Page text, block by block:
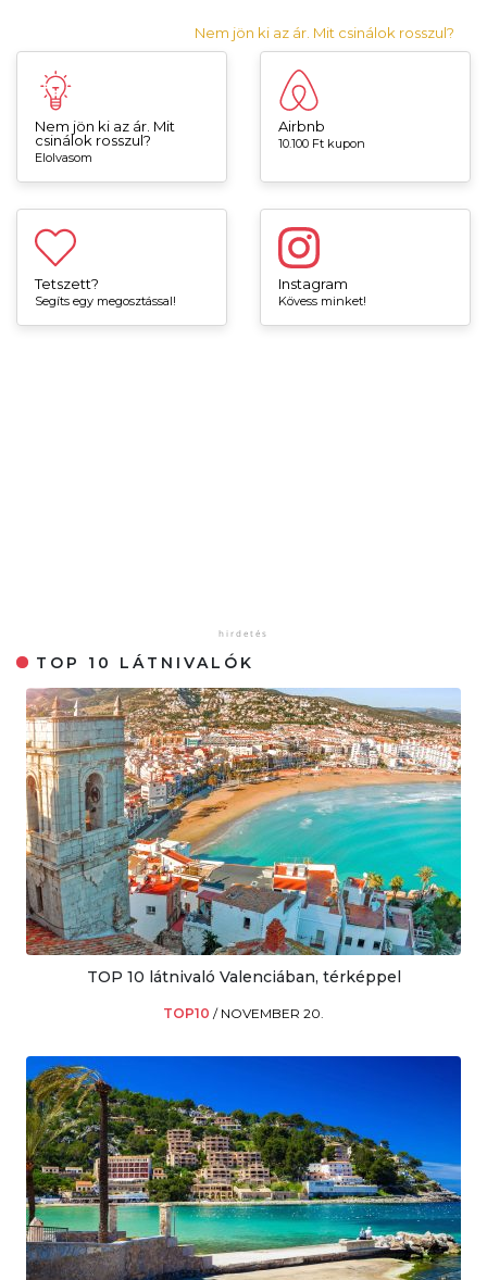
Nem jön ki az ár. Mit csinálok rosszul?
Nem jön ki az ár. Mit
csinálok rosszul?
Elolvasom
Airbnb
10.100 Ft kupon
Tetszett?
Segíts egy megosztással!
Instagram
Kövess minket!
TOP 10 LÁTNIVALÓK
TOP 10 látnivaló Valenciában, térképpel
TOP10 / NOVEMBER 20.